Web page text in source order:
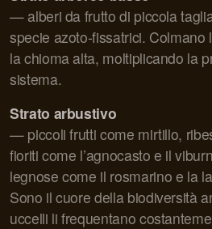
— alberi da frutto di piccola
specie azoto-fissatrici. Colmano
la chioma alta, moltiplicando la
sistema.
Strato arbustivo
— piccoli frutti come mirtillo,
fioriti come l’agnocasto e il
legnose come il rosmarino e la
Sono il cuore della biodiversità
uccelli li frequentano